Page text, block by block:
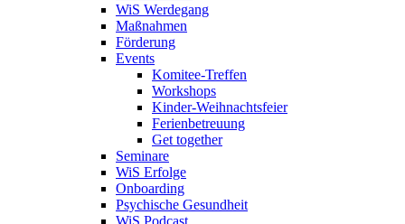
WiS Werdegang
Maßnahmen
Förderung
Events
Komitee-Treffen
Workshops
Kinder-Weihnachtsfeier
Ferienbetreuung
Get together
Seminare
WiS Erfolge
Onboarding
Psychische Gesundheit
WiS Podcast